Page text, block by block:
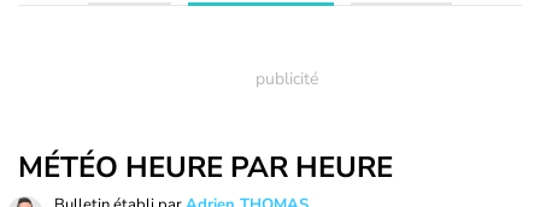
MÉTÉO HEURE PAR HEURE